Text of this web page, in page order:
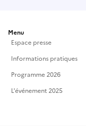
Menu
Espace presse
Informations pratiques
Programme 2026
L'événement 2025